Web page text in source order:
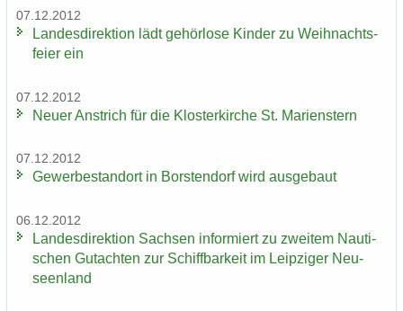
07.12.2012
Lan­des­di­rek­ti­on lädt ge­hör­lo­se Kin­der zu Weih­nachts­
fei­er ein
07.12.2012
Neuer An­strich für die Klos­ter­kir­che St. Ma­ri­enstern
07.12.2012
Ge­wer­be­stand­ort in Bors­ten­dorf wird aus­ge­baut
06.12.2012
Lan­des­di­rek­ti­on Sach­sen in­for­miert zu zwei­tem Nau­ti­
schen Gut­ach­ten zur Schiff­bar­keit im Leip­zi­ger Neu­
seen­land